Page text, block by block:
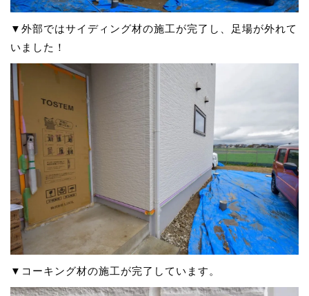
▼外部ではサイディング材の施工が完了し、足場が外れて
いました！
▼コーキング材の施工が完了しています。